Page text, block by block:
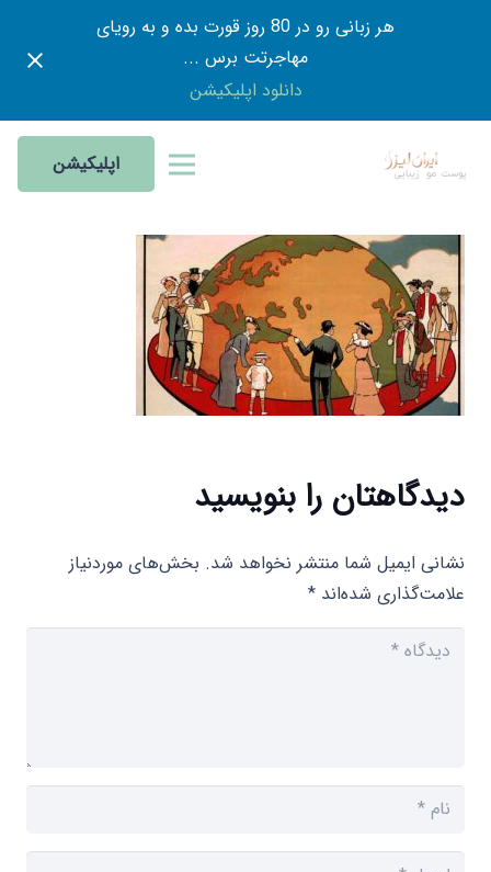
هر زبانی رو در 80 روز قورت بده و به رویای
مهاجرتت برس ...
دانلود اپلیکیشن
اپلیکیشن
دیدگاهتان را بنویسید
نشانی ایمیل شما منتشر نخواهد شد. بخش‌های موردنیاز
علامت‌گذاری شده‌اند *